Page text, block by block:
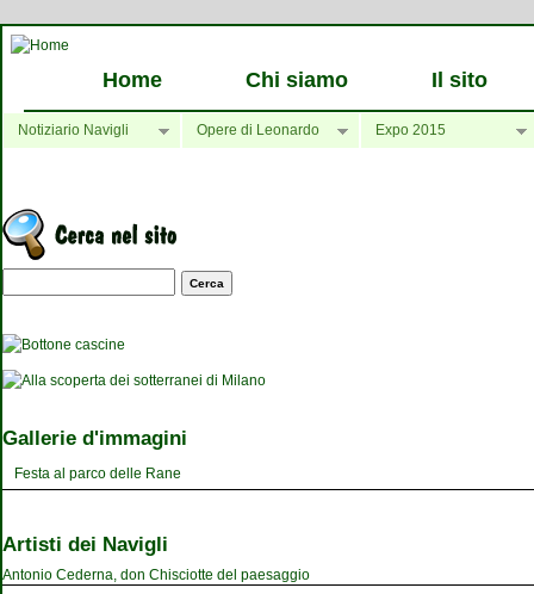
Home Chi siamo Il sito
Notiziario Navigli Opere di Leonardo Expo 2015
Maschera di ricerca
Gallerie d'immagini
Festa al parco delle Rane
Artisti dei Navigli
Antonio Cederna, don Chisciotte del paesaggio